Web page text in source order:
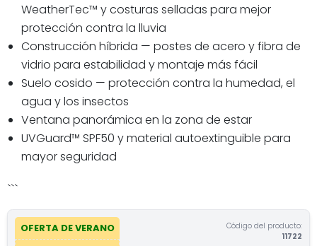
WeatherTec™ y costuras selladas para mejor
protección contra la lluvia
Construcción híbrida — postes de acero y fibra de
vidrio para estabilidad y montaje más fácil
Suelo cosido — protección contra la humedad, el
agua y los insectos
Ventana panorámica en la zona de estar
UVGuard™ SPF50 y material autoextinguible para
mayor seguridad
```
OFERTA DE VERANO
Código del producto:
11722